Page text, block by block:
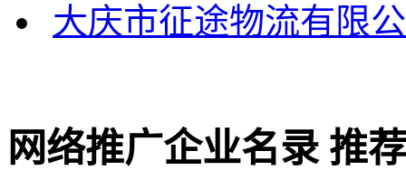
大庆市征途物流有限
网络推广企业名录 推荐